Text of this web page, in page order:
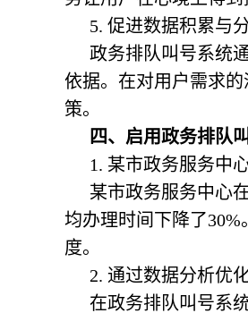
5. 促进数据积累与分
政务排队叫号系统
依据。在对用户需求
策。
四、启用政务排队
1. 某市政务服务中
某市政务服务中心
均办理时间下降了
度。
2. 通过数据分析优
在政务排队叫号系